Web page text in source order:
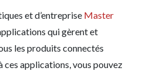
et d’entreprise Master
qui gèrent et
les produits connectés
ces applications, vous pouvez